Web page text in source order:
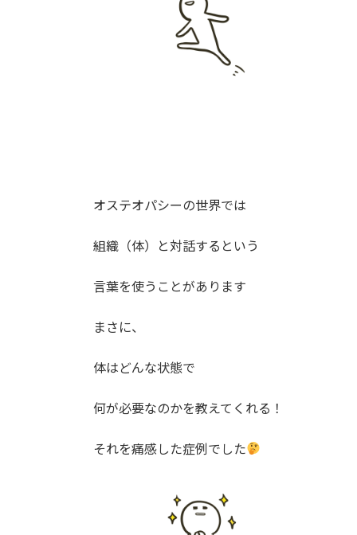
オステオパシーの世界では
組織（体）と対話するという
言葉を使うことがあります
まさに、
体はどんな状態で
何が必要なのかを教えてくれる！
それを痛感した症例でした